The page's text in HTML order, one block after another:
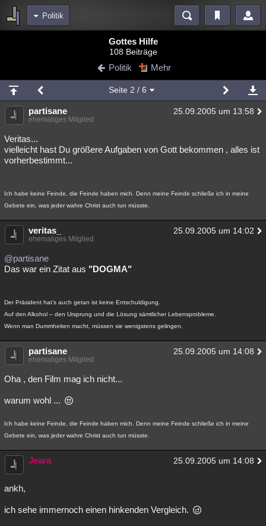
Politik
Blogs Videos
Chat Wiki Neuigkeiten
meine Rubriken
Menschen Wissenschaft Mystery Kriminalfälle
Spiritualität
Natur Umfragen
Philosophie Träume Orte Esoterik Literatur
Astronomie Helpdesk Gruppen Gaming Filme
Musik Clash Verbesserungen
Übersichten
Lesenswert Schlüsselwörter
Gottes Hilfe
108 Beiträge
Politik Mehr
Seite 2 / 6
partisane 25.09.2005 um 13:58
ehemaliges Mitglied
Veritas...
vielleicht hast Du größere Aufgaben von Gott bekommen , alles ist
vorherbestimmt...
Ich habe keine Feinde, die Feinde haben mich. Denn meine Feinde schließe ich in meine
Gebete ein, was jeder wahre Christ auch tun müsste.
veritas_ 25.09.2005 um 14:02
ehemaliges Mitglied
@partisane
Das war ein Zitat aus "DOGMA"
Der Präsident hat’s auch getan ist keine Entschuldigung.
Auf den Alkohol – den Ursprung und die Lösung sämtlicher Lebensprobleme.
Wenn man Dummheiten macht, müssen sie wenigstens gelingen.
partisane 25.09.2005 um 14:08
ehemaliges Mitglied
Oha , den Film mag ich nicht...
warum wohl ...
Ich habe keine Feinde, die Feinde haben mich. Denn meine Feinde schließe ich in meine
Gebete ein, was jeder wahre Christ auch tun müsste.
Jeara 25.09.2005 um 14:08
ankh,
ich sehe immernoch einen hinkenden Vergleich.